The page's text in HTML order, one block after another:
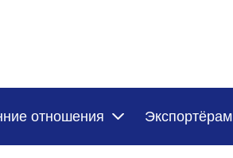
отношения Экспортёрам